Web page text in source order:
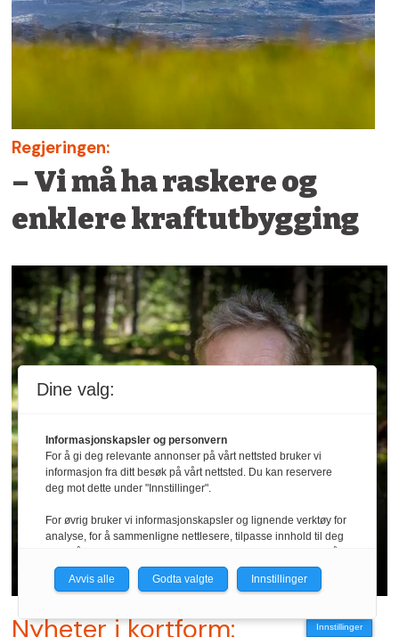
Regjeringen:
– Vi må ha raskere og
enklere kraftutbygging
– Jeg vil stupe med støvlene på
Nyheter i kortform: Innstillinger
Dine valg:
Informasjonskapsler og personvern
For å gi deg relevante annonser på vårt nettsted bruker vi
informasjon fra ditt besøk på vårt nettsted. Du kan reservere
deg mot dette under "Innstillinger".
For øvrig bruker vi informasjonskapsler og lignende verktøy for
analyse, for å sammenligne nettlesere, tilpasse innhold til deg
personvernerklæring.
du få relevante annonser på nettstedene til medlemmene i
nettverket basert på informasjon fra dine besøk på tvers av
Avvis alle Godta valgte Innstillinger